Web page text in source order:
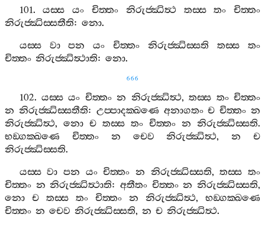
101.යස‍්ස යං චිත‍්තං නිරුජ‍්ඣිත්‍ථ තස‍්ස තං
චිත‍්තං
නිරුජ‍්ඣිස‍්සතීති: නො.
යස‍්ස
වා පන යං චිත‍්තං නිරුජ‍්ඣිස‍්සති තස‍්ස
තං
චිත‍්තං නිරුජ‍්ඣිත්‍ථාති: නො.
666
102.යස‍්ස යං චිත‍්තං න නිරුජ‍්ඣිත්‍ථ,තස‍්ස තං චිත‍්තං
න නිරුජ‍්ඣිස‍්සතීති: උප‍්පාදක‍්ඛණෙ අනාගතං ච චිත‍්තං න
නිරුජ‍්ඣිත්‍ථ, නො ච තස‍්ස තං චිත‍්තං න නිරුජ‍්ඣිස‍්සති.
භඞ‍්ගක‍්ඛණෙ
චිත‍්තං න චෙව නිරුජ‍්ඣිත්‍ථ,න
ච
නිරුජ‍්ඣිස‍්සති.
යස‍්ස වා පන යං චිත‍්තං න නිරුජ‍්ඣිස‍්සති,තස‍්ස තං
චිත‍්තං න නිරුජ‍්ඣිත්‍ථාති:අතීතං චිත‍්තං න නිරුජ‍්ඣිස‍්සති,
නො
ච තස‍්ස තං චිත‍්තං න නිරුජ‍්ඣිත්‍ථ, භඞ‍්ගක‍්ඛණෙ
චිත‍්තං න චෙව නිරුජ‍්ඣිස‍්සති, න ච නිරුජ‍්ඣිත්‍ථ.